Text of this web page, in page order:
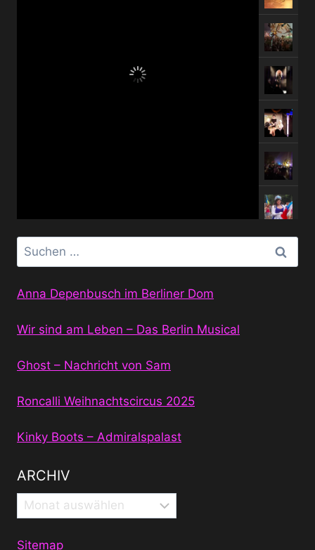
Suchen
nach:
Anna Depenbusch im Berliner Dom
Wir sind am Leben – Das Berlin Musical
Ghost – Nachricht von Sam
Roncalli Weihnachtscircus 2025
Kinky Boots – Admiralspalast
ARCHIV
Archiv
Sitemap